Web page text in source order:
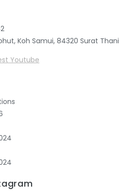
Koh Samui, 84320 Surat Thani
Youtube